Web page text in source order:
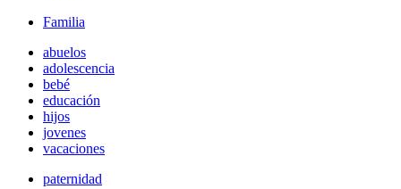
Familia
abuelos
adolescencia
bebé
educación
hijos
jovenes
vacaciones
paternidad